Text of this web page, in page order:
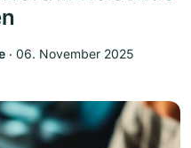
‧ 06. November 2025